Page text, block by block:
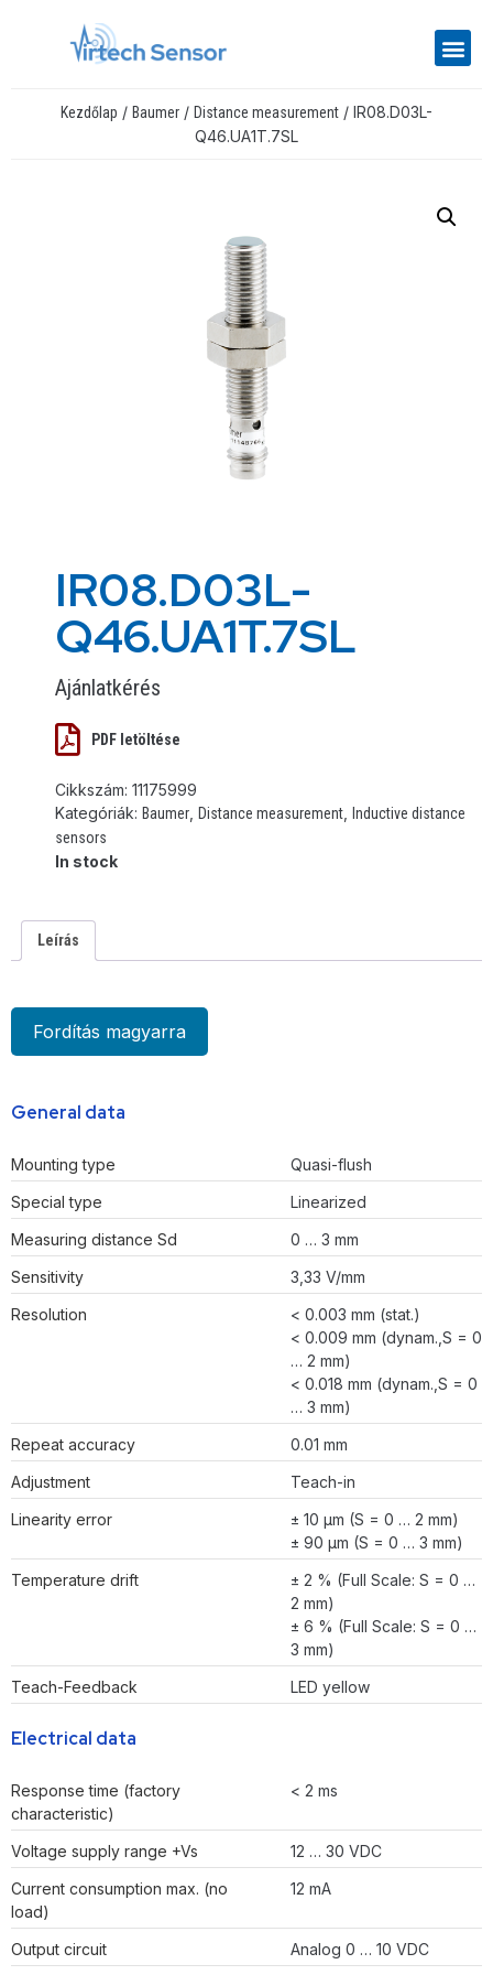
Kezdőlap / Baumer / Distance measurement / IR08.D03L-
Q46.UA1T.7SL
IR08.D03L-
Q46.UA1T.7SL
Ajánlatkérés
PDF letöltése
Cikkszám: 11175999
Kategóriák: Baumer Distance measurement
Inductive distance
sensors
In stock
Leírás
Fordítás magyarra
General data
Mounting type
Quasi-flush
Special type
Linearized
Measuring distance Sd
0 … 3 mm
Sensitivity
3,33 V/mm
Resolution
< 0.003 mm (stat.)
< 0.009 mm (dynam.,S = 0
… 2 mm)
< 0.018 mm (dynam.,S = 0
… 3 mm)
Repeat accuracy
0.01 mm
Adjustment
Teach-in
Linearity error
± 10 µm (S = 0 … 2 mm)
± 90 µm (S = 0 … 3 mm)
Temperature drift
± 2 % (Full Scale: S = 0 …
2 mm)
± 6 % (Full Scale: S = 0 …
3 mm)
Teach-Feedback
LED yellow
Electrical data
Response time (factory
characteristic)
< 2 ms
Voltage supply range +Vs
12 … 30 VDC
Current consumption max. (no
load)
12 mA
Output circuit Analog 0 … 10 VDC